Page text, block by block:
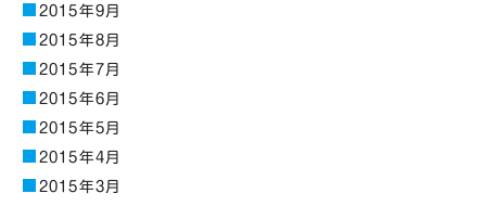
2015年9月
2015年8月
2015年7月
2015年6月
2015年5月
2015年4月
2015年3月